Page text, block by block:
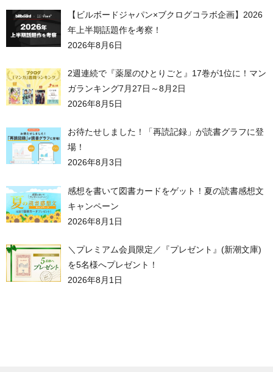
【ビルボードジャパン×ブクログコラボ企画】2026
年上半期話題作を考察！
2026年8月6日
2週連続で『薬屋のひとりごと』17巻が1位に！マン
ガランキング7月27日～8月2日
2026年8月5日
お待たせしました！「再読記録」が読書グラフに登
場！
2026年8月3日
感想を書いて図書カードをゲット！夏の読書感想文
キャンペーン
2026年8月1日
＼プレミアム会員限定／『プレゼント』(新潮文庫)
を5名様へプレゼント！
2026年8月1日